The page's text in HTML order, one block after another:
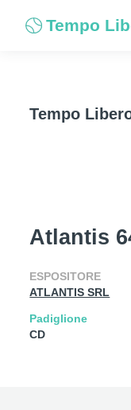
Tempo
Tempo
Atlantis
ESPOSITORE
ATLANTIS SRL
Padiglione
CD